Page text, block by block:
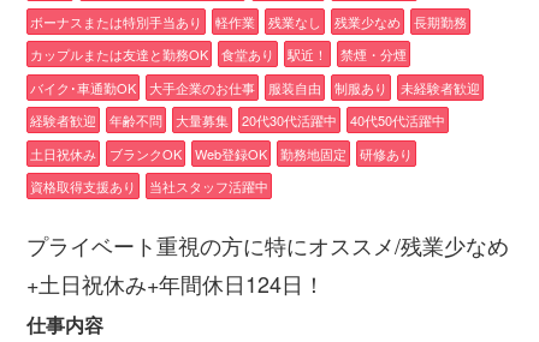
ボーナスまたは特別手当あり
軽作業 残業なし 残業少なめ
長期勤務
カップルまたは友達と勤務OK
食堂あり 駅近！
禁煙・分煙
バイク･車通勤OK
大手企業のお仕事 服装自由 制服あり
未経験者歓迎
経験者歓迎
年齢不問 大量募集 20代30代活躍中
40代50代活躍中
土日祝休み
ブランクOK Web登録OK 勤務地固定
研修あり
資格取得支援あり
当社スタッフ活躍中
プライベート重視の方に特にオススメ/残業少なめ
+土日祝休み+年間休日124日！
仕事内容